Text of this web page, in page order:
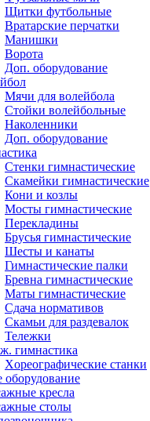
Щитки футбольные
Вратарские перчатки
Манишки
Ворота
Доп. оборудование
Мячи для волейбола
Стойки волейбольные
Наколенники
Доп. оборудование
Стенки гимнастические
Скамейки гимнастические
Кони и козлы
Мосты гимнастические
Перекладины
Брусья гимнастические
Шесты и канаты
Гимнастические палки
Бревна гимнастические
Маты гимнастические
Сдача нормативов
Скамьи для раздевалок
Тележки
гимнастика
Xореографические станки
кресла
столы